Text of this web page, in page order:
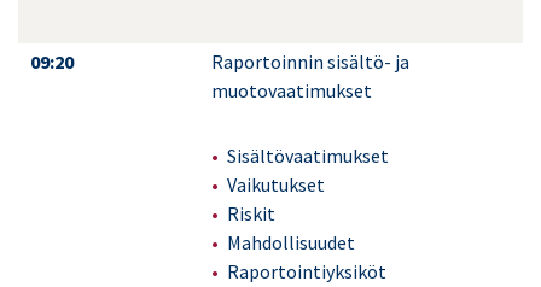
09:20
Raportoinnin sisältö- ja
muotovaatimukset
Sisältövaatimukset
Vaikutukset
Riskit
Mahdollisuudet
Raportointiyksiköt